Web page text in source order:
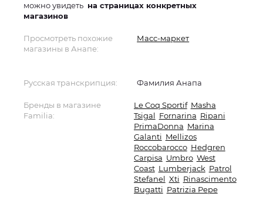
можно увидеть на страницах конкретных
магазинов
Просмотреть похожие
магазины в Анапе:
Масс-маркет
Русская транскрипция: Фамилия Анапа
Бренды в магазине
Familia:
Le Coq Sportif Masha
Tsigal Fornarina Ripani
PrimaDonna Marina
Galanti Mellizos
Roccobarocco Hedgren
Carpisa Umbro West
Coast Lumberjack Patrol
Stefanel Xti Rinascimento
Bugatti Patrizia Pepe